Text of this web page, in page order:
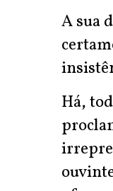
A sua
Há,